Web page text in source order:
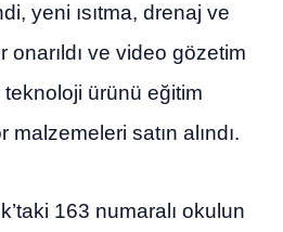
yeni ısıtma, drenaj ve
ve video gözetim
teknoloji ürünü eğitim
satın alındı.
163 numaralı okulun